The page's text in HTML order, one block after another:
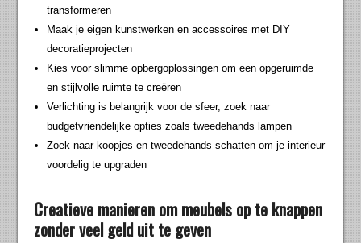
transformeren
Maak je eigen kunstwerken en accessoires met DIY
decoratieprojecten
Kies voor slimme opbergoplossingen om een opgeruimde
en stijlvolle ruimte te creëren
Verlichting is belangrijk voor de sfeer, zoek naar
budgetvriendelijke opties zoals tweedehands lampen
Zoek naar koopjes en tweedehands schatten om je interieur
voordelig te upgraden
Creatieve manieren om meubels op te knappen
zonder veel geld uit te geven